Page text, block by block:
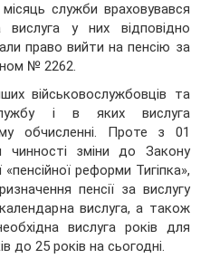
місяць служби враховувався
у них відповідно
право вийти на пенсію за
№ 2262.
військовослужбовців та
і в яких вислуга
обчисленні. Проте з 01
зміни до Закону
реформи Тигіпка»,
пенсії за вислугу
вислуга, а також
вислуга років для
до 25 років на сьогодні.